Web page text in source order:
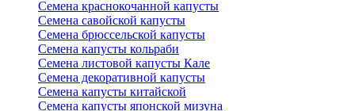
Семена краснокочанной капусты
Семена савойской капусты
Семена брюссельской капусты
Семена капусты кольраби
Семена листовой капусты Кале
Семена декоративной капусты
Семена капусты китайской
Семена капусты японской мизуна